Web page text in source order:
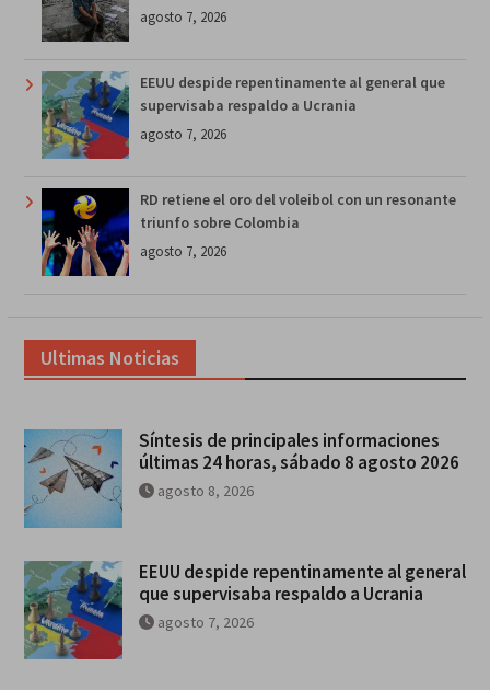
agosto 7, 2026
EEUU despide repentinamente al general que
supervisaba respaldo a Ucrania
agosto 7, 2026
RD retiene el oro del voleibol con un resonante
triunfo sobre Colombia
agosto 7, 2026
Ultimas Noticias
Síntesis de principales informaciones
últimas 24 horas, sábado 8 agosto 2026
agosto 8, 2026
EEUU despide repentinamente al general
que supervisaba respaldo a Ucrania
agosto 7, 2026